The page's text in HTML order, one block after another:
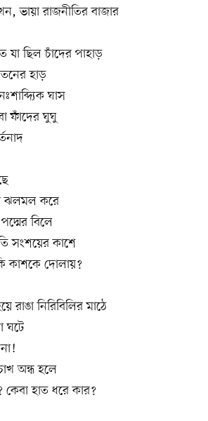
ভায়া রাজনীতির বাজার
যা ছিল চাঁদের পাহাড়
হাড়
ঘাস
ফাঁদের ঘুঘু
ঝলমল করে
বিলে
সংশয়ের কাশে
কাশকে দোলায়?
রাঙা নিরিবিলির মাঠে
ঘটে
অন্ধ হলে
কেবা হাত ধরে কার?